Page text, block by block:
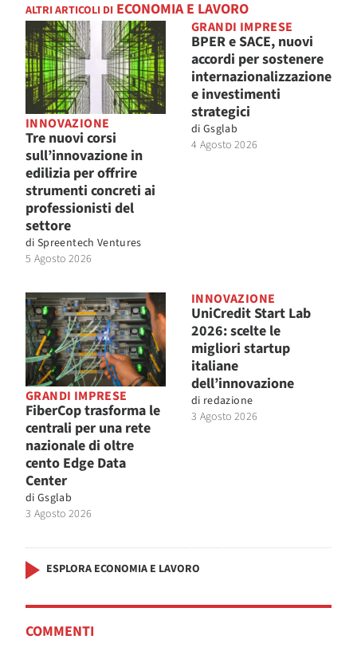
ALTRI ARTICOLI DI ECONOMIA E LAVORO
INNOVAZIONE
Tre nuovi corsi
sull’innovazione in
edilizia per offrire
strumenti concreti ai
professionisti del
settore
di Spreentech Ventures
5 Agosto 2026
GRANDI IMPRESE
BPER e SACE, nuovi
accordi per sostenere
internazionalizzazione
e investimenti
strategici
di Gsglab
4 Agosto 2026
GRANDI IMPRESE
FiberCop trasforma le
centrali per una rete
nazionale di oltre
cento Edge Data
Center
di Gsglab
3 Agosto 2026
INNOVAZIONE
UniCredit Start Lab
2026: scelte le
migliori startup
italiane
dell’innovazione
di redazione
3 Agosto 2026
ESPLORA ECONOMIA E LAVORO
COMMENTI